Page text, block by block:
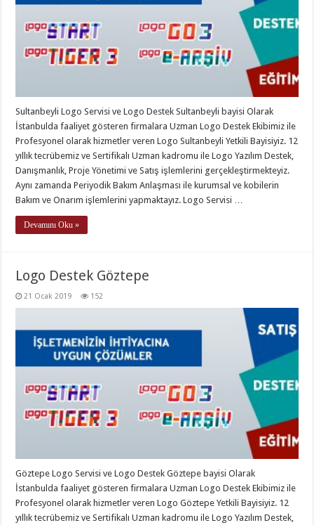
Sultanbeyli Logo Servisi ve Logo Destek Sultanbeyli bayisi Olarak
İstanbulda faaliyet gösteren firmalara Uzman Logo Destek Ekibimiz ile
Profesyonel olarak hizmetler veren Logo Sultanbeyli Yetkili Bayisiyiz. 12
yıllık tecrübemiz ve Sertifikalı Uzman kadromu ile Logo Yazılım Destek,
Danışmanlık, Proje Yönetimi ve Satış işlemlerini gerçekleştirmekteyiz.
Aynı zamanda Periyodik Bakım Anlaşması ile kurumsal ve kobilerin
Bakım ve Onarım işlemlerini yapmaktayız. Logo Servisi …
Devamını Oku »
Logo Destek Göztepe
21 Ocak 2019 152
Göztepe Logo Servisi ve Logo Destek Göztepe bayisi Olarak
İstanbulda faaliyet gösteren firmalara Uzman Logo Destek Ekibimiz ile
Profesyonel olarak hizmetler veren Logo Göztepe Yetkili Bayisiyiz. 12
yıllık tecrübemiz ve Sertifikalı Uzman kadromu ile Logo Yazılım Destek,